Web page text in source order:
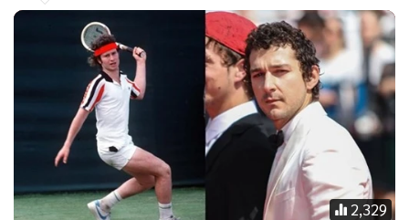
แม้ว่างานนี้ผู้จัดการของดาราสาวจะโทร.มาเคลียร์และขอโทษ
แต่ก็ช้าไปซะแล้ว เพราะความรู้สึกที่เสียไปแล้ว คงเรียกกลับคืน
มายาก อีกทั้งยังเหมือนเป็นการไม่ให้เกียรติประธานสมาคม
แฟชั่นดีไซเนอร์กรุงเทพ (Bangkok Fashion Society) ที่ตั้งใจ
อย่างสุดฝีมือทำเสื้อผ้าให้นางไปเดินเฉิดฉายที่ต่างแดน
2,329